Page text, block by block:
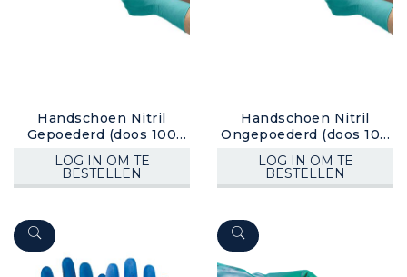
Handschoen Nitril
Gepoederd (doos 100
LOG IN OM TE
BESTELLEN
Handschoen Nitril
Ongepoederd (doos 100
LOG IN OM TE
BESTELLEN